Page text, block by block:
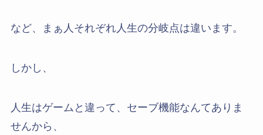
など、まぁ人それぞれ人生の分岐点は違います。
しかし、
人生はゲームと違って、セーブ機能なんてありま
せんから、